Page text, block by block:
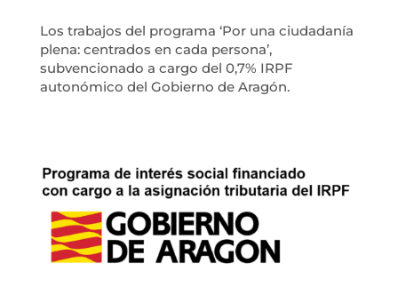
Los trabajos del programa ‘Por una ciudadanía
plena: centrados en cada persona’,
subvencionado a cargo del 0,7% IRPF
autonómico del Gobierno de Aragón.